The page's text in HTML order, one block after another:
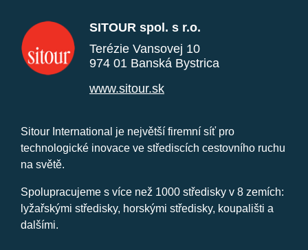
SITOUR spol. s r.o.
Terézie Vansovej 10
974 01 Banská Bystrica
www.sitour.sk
Sitour International je největší firemní síť pro
technologické inovace ve střediscích cestovního ruchu
na světě.
Spolupracujeme s více než 1000 středisky v 8 zemích:
lyžařskými středisky, horskými středisky, koupališti a
dalšími.